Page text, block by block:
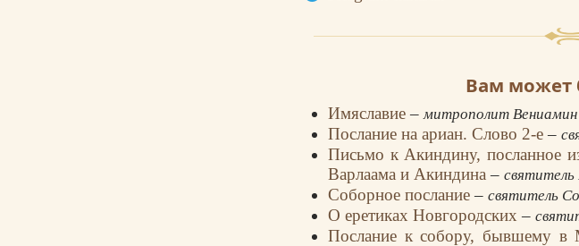
Вам может
Имяславие– митрополит Вениамин
Послание на ариан. Слово 2-е–
Письмо к Акиндину, посланное
Варлаама и Акиндина–
Соборное послание– святитель
О еретиках Новгородских–
Послание к собору, бывшему в